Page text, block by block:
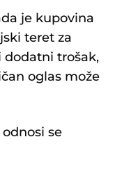
je kupovina
teret za
dodatni trošak,
oglas može
se